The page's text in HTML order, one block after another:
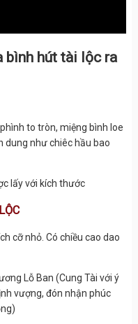
bình hút tài lộc ra
to tròn, miệng bình loe
dung như chiêc hầu bao
lấy với kích thước
cỡ nhỏ. Có chiều cao dao
Lỗ Ban (Cung Tài với ý
vượng, đón nhận phúc